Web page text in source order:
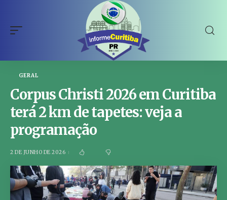
GERAL
Corpus Christi 2026 em Curitiba
terá 2 km de tapetes: veja a
programação
2 DE JUNHO DE 2026